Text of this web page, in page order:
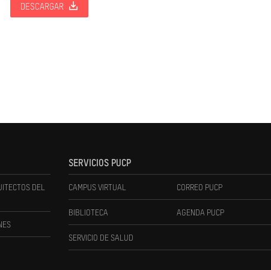
DESCARGAR
DEL
SERVICIOS PUCP
CAMPUS VIRTUAL CORREO PUCP
BIBLIOTECA AGENDA PUCP
SERVICIO DE SALUD